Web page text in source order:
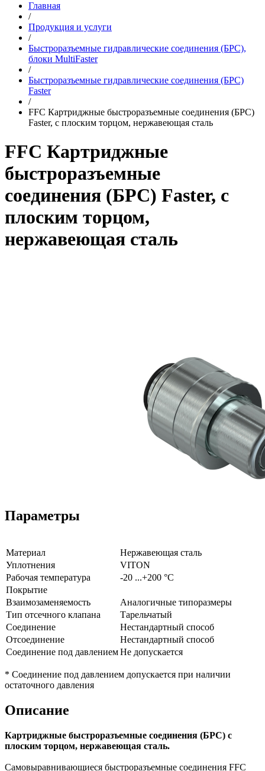
Главная
/
Продукция и услуги
/
Быстроразъемные гидравлические соединения (БРС),
блоки MultiFaster
/
Быстроразъемные гидравлические соединения (БРС)
Faster
/
FFC Картриджные быстроразъемные соединения (БРС)
Faster, с плоским торцом, нержавеющая сталь
FFC Картриджные
быстроразъемные
соединения (БРС) Faster, с
плоским торцом,
нержавеющая сталь
Параметры
Материал
Нержавеющая сталь
Уплотнения
VITON
Рабочая температура
-20 ...+200 °C
Покрытие
Взаимозаменяемость
Аналогичные типоразмеры
Тип отсечного клапана
Тарельчатый
Соединение
Нестандартный способ
Отсоединение
Нестандартный способ
Соединение под давлениемНе допускается
* Соединение под давлением допускается при наличии
остаточного давления
Описание
Картриджные быстроразъемные соединения (БРС) с
плоским торцом, нержавеющая сталь.
Самовыравнивающиеся быстроразъемные соединения FFC